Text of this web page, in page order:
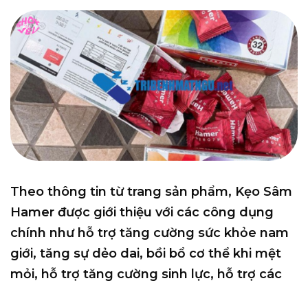
Theo thông tin từ trang sản phẩm, Kẹo Sâm
Hamer được giới thiệu với các công dụng
chính như hỗ trợ tăng cường sức khỏe nam
giới, tăng sự dẻo dai, bồi bổ cơ thể khi mệt
mỏi, hỗ trợ tăng cường sinh lực, hỗ trợ các